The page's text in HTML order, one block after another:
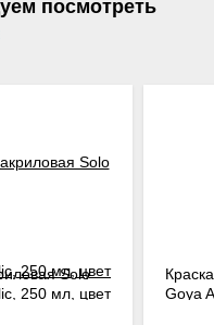
посмотреть
Solo
250 мл, цвет
Goya